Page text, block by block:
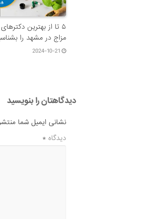
۵ تا از بهترین
مزاج در مشهد را
2024-10-21
دیدگاهتان را بنویسید
نشانی ایمیل شما
دیدگاه *